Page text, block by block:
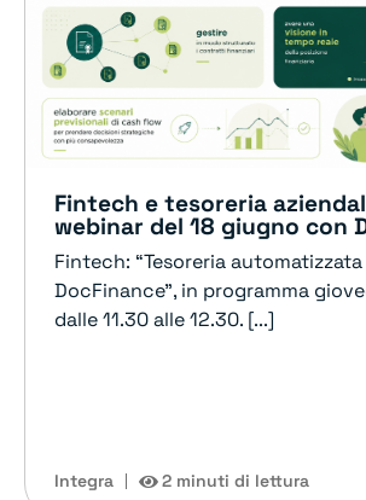
Fintech e tesoreria
webinar del 18 giugno con
Fintech: “Tesoreria
DocFinance”, in programma
dalle 11.30 alle 12.30. [...]
Integra 2 minuti di lettura